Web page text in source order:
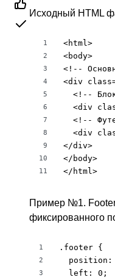
Исходный HTML
1
2
3
4
5
6
7
8
9
10
11
<html>
<body>
<!--
<div
<!--
<div
<!--
<div
</div>
</body>
</html>
Пример №1.
фиксированного
1
2
3
.footer {
position:
  left: 0;